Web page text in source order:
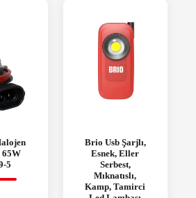
65W
5
Brio Usb Şarjlı,
Esnek, Eller
Serbest,
Mıknatıslı,
Kamp, Tamirci